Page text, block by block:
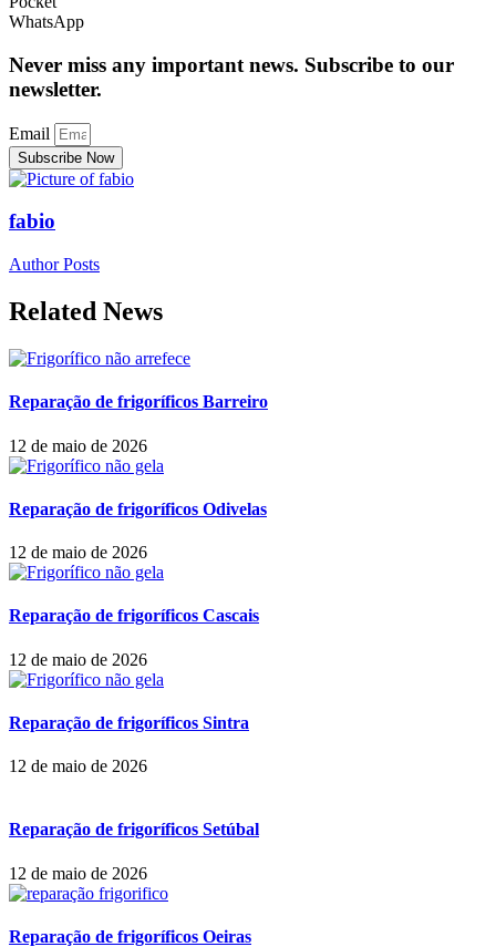
WhatsApp
Never miss any important news. Subscribe to our
newsletter.
Email
Subscribe Now
fabio
Author Posts
Related News
Reparação de frigoríficos Barreiro
12 de maio de 2026
Reparação de frigoríficos Odivelas
12 de maio de 2026
Reparação de frigoríficos Cascais
12 de maio de 2026
Reparação de frigoríficos Sintra
12 de maio de 2026
Reparação de frigoríficos Setúbal
12 de maio de 2026
Reparação de frigoríficos Oeiras